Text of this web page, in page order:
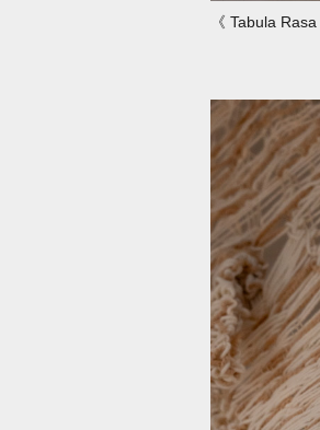
《 Tabula